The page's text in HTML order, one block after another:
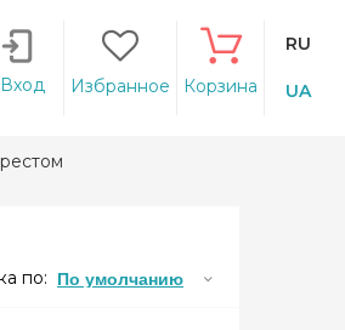
Вход Избранное Корзина
RU
UA
по: По умолчанию